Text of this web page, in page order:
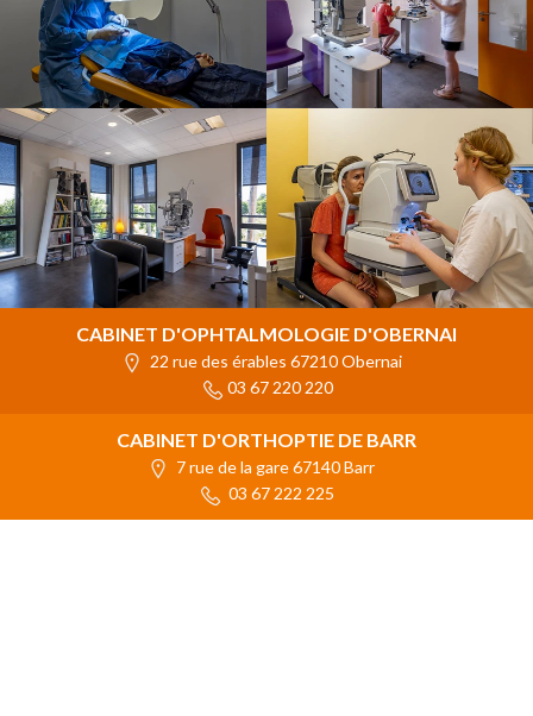
CABINET D'OPHTALMOLOGIE D'OBERNAI
22 rue des érables 67210 Obernai
03 67 220 220
CABINET D'ORTHOPTIE DE BARR
7 rue de la gare 67140 Barr
03 67 222 225